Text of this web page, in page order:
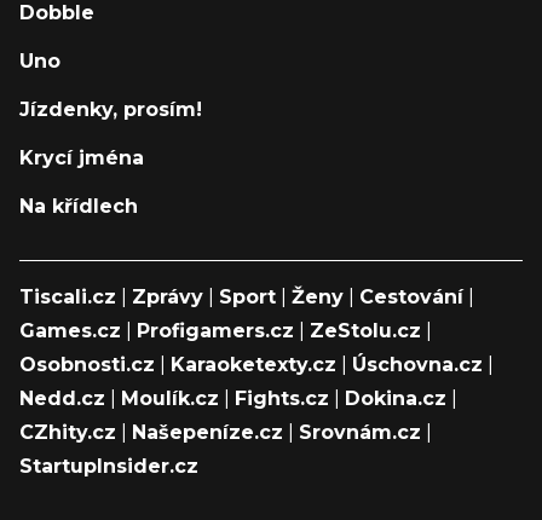
Dobble
Uno
Jízdenky, prosím!
Krycí jména
Na křídlech
Tiscali.cz Zprávy Sport Ženy Cestování|
Games.cz
Profigamers.cz ZeStolu.cz
Osobnosti.cz
Karaoketexty.cz Úschovna.cz
Nedd.cz
Moulík.cz Fights.cz Dokina.cz
CZhity.cz
Našepeníze.cz Srovnám.cz
StartupInsider.cz